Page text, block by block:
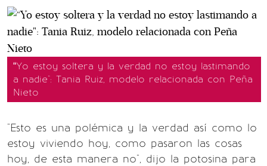
“Yo estoy soltera y la verdad no estoy lastimando
a nadie": Tania Ruiz, modelo relacionada con Peña
Nieto
"Esto es una polémica y la verdad así como lo
estoy viviendo hoy, como pasaron las cosas
hoy, de esta manera no", dijo la potosina para